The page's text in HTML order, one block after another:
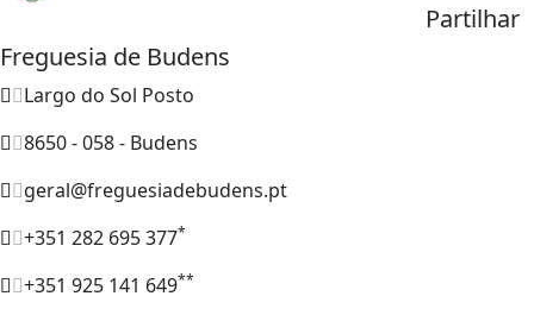
Partilhar
Freguesia de Budens
Largo do Sol Posto
8650 - 058 - Budens
geral@freguesiadebudens.pt
+351 282 695 377*
+351 925 141 649**